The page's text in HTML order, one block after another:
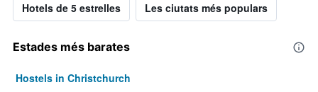
Hotels de 5 estrelles Les ciutats més populars
Estades més barates
Hostels in Christchurch